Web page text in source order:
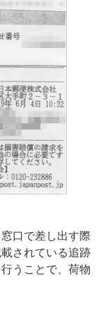
口で差し出す際
されている追跡
うことで、荷物